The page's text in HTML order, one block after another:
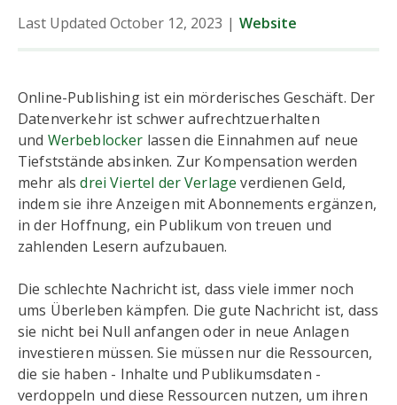
Last Updated October 12, 2023 | Website
Online-Publishing ist ein mörderisches Geschäft. Der
Datenverkehr ist schwer aufrechtzuerhalten
und Werbeblocker lassen die Einnahmen auf neue
Tiefststände absinken. Zur Kompensation werden
mehr alsdrei Viertel der Verlage verdienen Geld,
indem sie ihre Anzeigen mit Abonnements ergänzen,
in der Hoffnung, ein Publikum von treuen und
zahlenden Lesern aufzubauen.
Die schlechte Nachricht ist, dass viele immer noch
ums Überleben kämpfen. Die gute Nachricht ist, dass
sie nicht bei Null anfangen oder in neue Anlagen
investieren müssen. Sie müssen nur die Ressourcen,
die sie haben - Inhalte und Publikumsdaten -
verdoppeln und diese Ressourcen nutzen, um ihren